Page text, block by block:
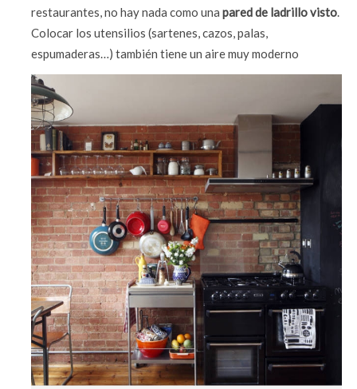
restaurantes, no hay nada como unapared de ladrillo visto.
Colocar los utensilios (sartenes, cazos, palas,
espumaderas…) también tiene un aire muy moderno